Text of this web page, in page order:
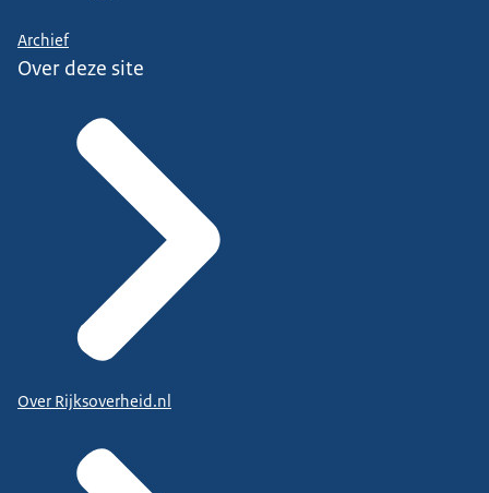
Archief
Over deze site
Over Rijksoverheid.nl